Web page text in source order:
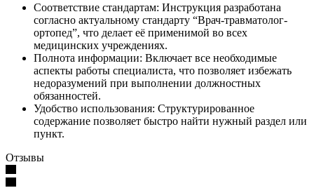
Соответствие стандартам: Инструкция разработана
согласно актуальному стандарту “Врач-травматолог-
ортопед”, что делает её применимой во всех
медицинских учреждениях.
Полнота информации: Включает все необходимые
аспекты работы специалиста, что позволяет избежать
недоразумений при выполнении должностных
обязанностей.
Удобство использования: Структурированное
содержание позволяет быстро найти нужный раздел или
пункт.
Отзывы